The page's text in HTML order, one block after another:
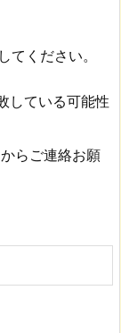
ください。
している可能性
らご連絡お願